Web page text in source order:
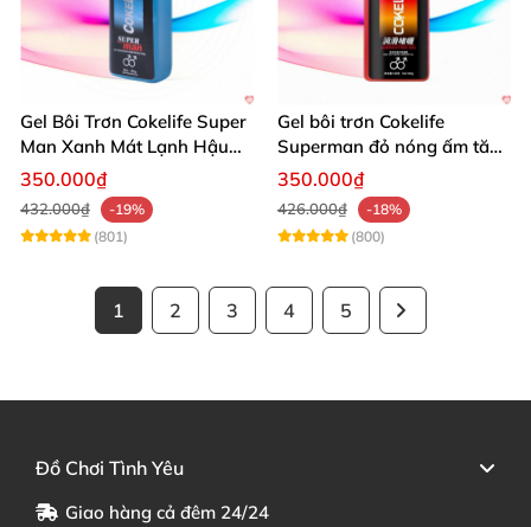
Gel Bôi Trơn Cokelife Super
Man Xanh Mát Lạnh Hậu
Môn 85g
350.000₫
432.000₫
-19%
(801)
Gel bôi trơn Cokelife
Superman đỏ nóng ấm tăng
khoái cảm mạnh
350.000₫
426.000₫
-18%
(800)
1 2 3 4 5
Đồ Chơi Tình Yêu
Giao hàng cả đêm 24/24